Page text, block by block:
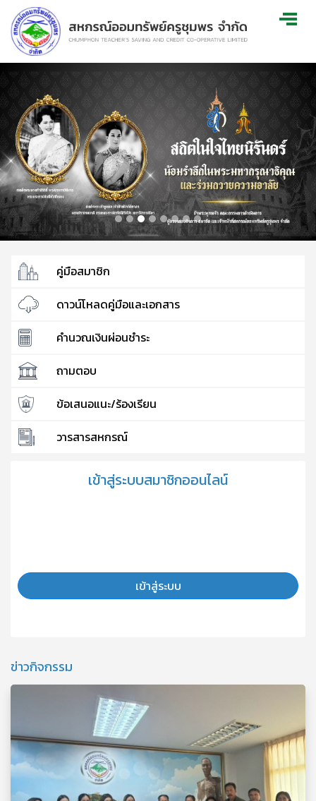
คู่มือสมาชิก
ดาวน์โหลดคู่มือและเอกสาร
คำนวณเงินผ่อนชำระ
ถามตอบ
ข้อเสนอแนะ/ร้องเรียน
วารสารสหกรณ์
เข้าสู่ระบบสมาชิกออนไลน์
เข้าสู่ระบบ
ข่าวกิจกรรม